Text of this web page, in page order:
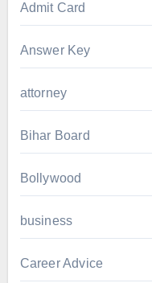
Admit Card
Answer Key
attorney
Bihar Board
Bollywood
business
Career Advice